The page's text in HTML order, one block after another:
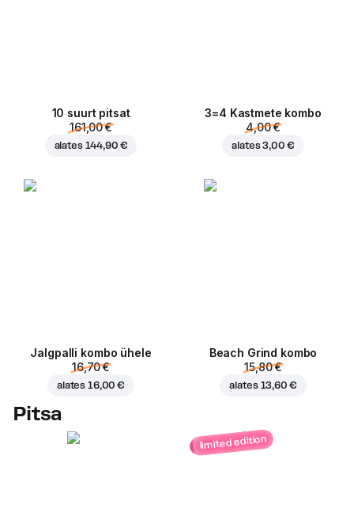
10 suurt pitsat
161,00 €
alates 144,90 €
3=4 Kastmete kombo
4,00 €
alates3,00 €
Jalgpalli kombo ühele
16,70 €
alates 16,00 €
Beach Grind kombo
15,80 €
alates 13,60 €
Pitsa
limited edition